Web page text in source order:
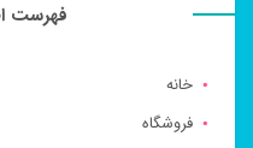
فهرست
خانه
فروشگاه